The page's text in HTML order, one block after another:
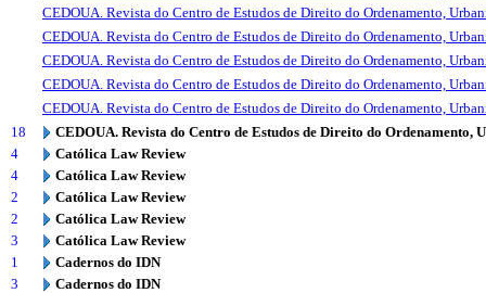
CEDOUA. Revista do Centro de Estudos de Direito do Ordenamento,
CEDOUA. Revista do Centro de Estudos de Direito do Ordenamento,
CEDOUA. Revista do Centro de Estudos de Direito do Ordenamento,
CEDOUA. Revista do Centro de Estudos de Direito do Ordenamento,
CEDOUA. Revista do Centro de Estudos de Direito do Ordenamento,
18
CEDOUA. Revista do Centro de Estudos de Direito do Ordenamento,
4
Católica Law Review
4
Católica Law Review
2
Católica Law Review
2
Católica Law Review
3
Católica Law Review
1
Cadernos do IDN
3
Cadernos do IDN